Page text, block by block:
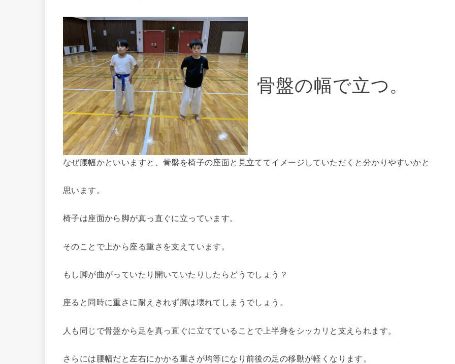
骨盤の幅で立つ。
なぜ腰幅かといいますと、骨盤を椅子の座面と見立ててイメージしていただくと分かりやすいかと
思います。
椅子は座面から脚が真っ直ぐに立っています。
そのことで上から座る重さを支えています。
もし脚が曲がっていたり開いていたりしたらどうでしょう？
座ると同時に重さに耐えきれず脚は壊れてしまうでしょう。
人も同じで骨盤から足を真っ直ぐに立てていることで上半身をシッカリと支えられます。
さらには腰幅だと左右にかかる重さが均等になり前後の足の移動が軽くなります。